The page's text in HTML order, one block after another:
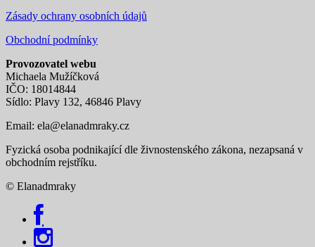
Zásady ochrany osobních údajů
Obchodní podmínky
Provozovatel webu
Michaela Mužíčková
IČO: 18014844
Sídlo: Plavy 132, 46846 Plavy
Email: ela@elanadmraky.cz
Fyzická osoba podnikající dle živnostenského zákona, nezapsaná v
obchodním rejstříku.
© Elanadmraky